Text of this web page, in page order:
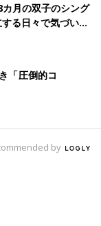
月の双子のシング
る日々で気づいた､
「圧倒的コ
by